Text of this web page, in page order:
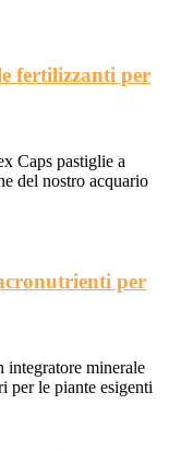
fertilizzanti per
Caps pastiglie a
del nostro acquario
per
minerale
per le piante esigenti